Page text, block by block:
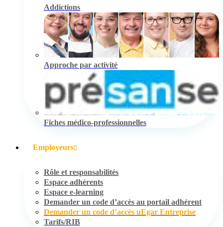
Addictions
Approche par activité
Fiches médico-professionnelles
Employeurs
Rôle et responsabilités
Espace adhérents
Espace e-learning
Demander un code d’accès au portail adhérent
Demander un code d’accès uEgar Entreprise
Tarifs/RIB